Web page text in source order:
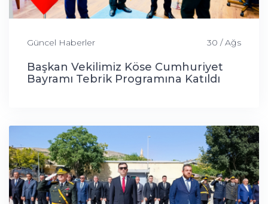
Güncel Haberler 30 / Ağs
Başkan Vekilimiz Köse Cumhuriyet
Bayramı Tebrik Programına Katıldı